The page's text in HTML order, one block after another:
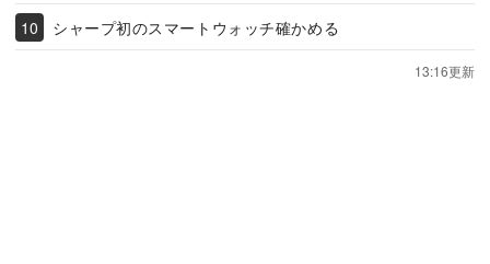
シャープ初のスマートウォッチ確かめる
13:16更新